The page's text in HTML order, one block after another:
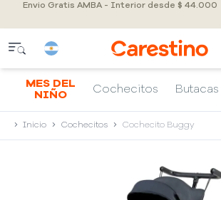
Envio Gratis AMBA - Interior desde $ 44.000
MES DEL
NIÑO
Cochecitos Butacas
Inicio Cochecitos Cochecito Buggy